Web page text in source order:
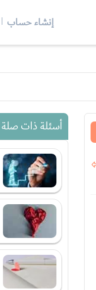
إنشاء حساب |
أسئلة ذات صلة